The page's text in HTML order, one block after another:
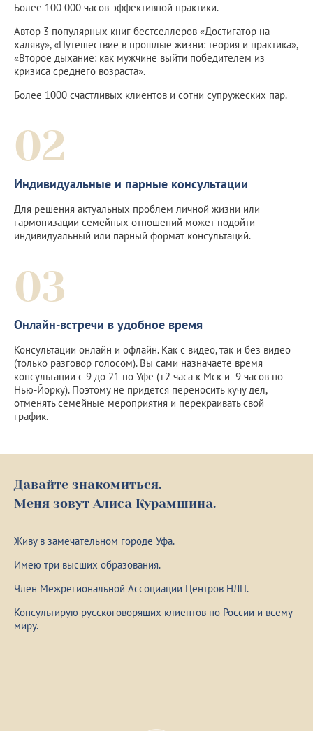
Более 100 000 часов эффективной практики.
Автор 3 популярных книг-бестселлеров «Достигатор на
халяву», «Путешествие в прошлые жизни: теория и практика»,
«Второе дыхание: как мужчине выйти победителем из
кризиса среднего возраста».
Более 1000 счастливых клиентов и сотни супружеских пар.
02
Индивидуальные и парные консультации
Для решения актуальных проблем личной жизни или
гармонизации семейных отношений может подойти
индивидуальный или парный формат консультаций.
03
Онлайн-встречи в удобное время
Консультации онлайн и офлайн. Как с видео, так и без видео
(только разговор голосом). Вы сами назначаете время
консультации с 9 до 21 по Уфе (+2 часа к Мск и -9 часов по
Нью-Йорку). Поэтому не придётся переносить кучу дел,
отменять семейные мероприятия и перекраивать свой
график.
Давайте знакомиться.
Меня зовут Алиса Курамшина.
Живу в замечательном городе Уфа.
Имею три высших образования.
Член Межрегиональной Ассоциации Центров НЛП.
Консультирую русскоговорящих клиентов по России и всему
миру.